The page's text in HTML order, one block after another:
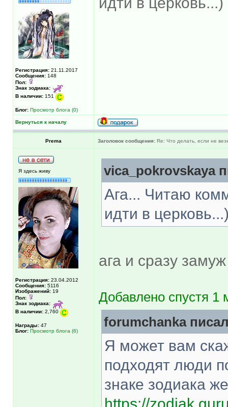
Регистрация: 21.11.2017
Сообщения: 148
Пол:
Знак зодиака:
В наличии: 151
Блог: Просмотр блога (0)
Вернуться к началу
Prema Заголовок сообщения: Re: Что делать, если не
Я здесь живу
Регистрация: 23.04.2012
Сообщения: 5116
Изображений: 19
Пол:
Знак зодиака:
В наличии: 2,760
Награды: 47
Блог: Просмотр блога (6)
vica_pokrovskaya
Ага... Читаю
идти в
ага и сразу
Добавлено спустя 1
forumchanka
Я может вам
подходят люди
знаке зодиака
https://